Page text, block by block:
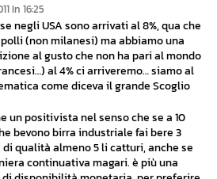
In 16:25
negli USA sono arrivati al 8%, qua che
(non milanesi) ma abbiamo una
al gusto che non ha pari al mondo
al 4% ci arriveremo… siamo al
come diceva il grande Scoglio
un positivista nel senso che se a 10
bevono birra industriale fai bere 3
qualità almeno 5 li catturi, anche se
continuativa magari. è più una